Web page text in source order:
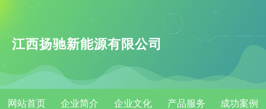
江西扬驰新能源有限公司
网站首页 企业简介 企业文化 产品服务 成功案例